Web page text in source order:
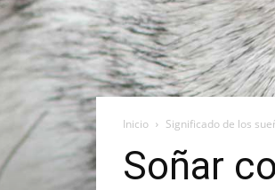
Inicio Significado de los
Soñar